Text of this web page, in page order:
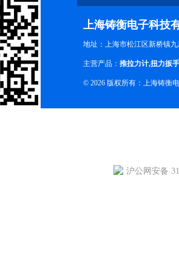
上海铸衡电子科技
地址：上海市松江区新桥镇
主营产品： 推拉力计,扭力扳手
© 2026 版权所有：上海铸衡
沪公网安备